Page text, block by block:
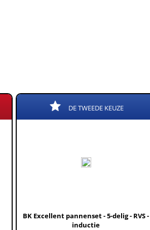
DE TWEEDE KEUZE
BK Excellent pannenset - 5-delig - RVS -
inductie